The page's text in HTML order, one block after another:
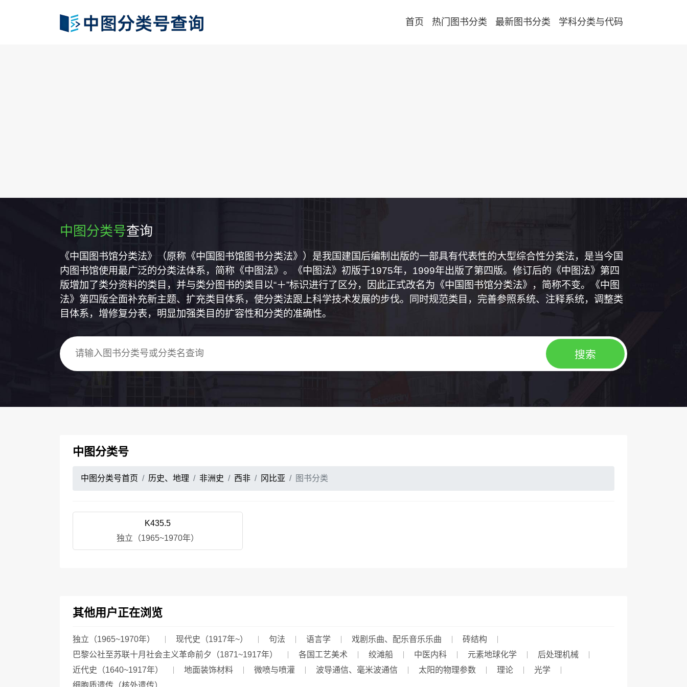
首页 热门图书分类 最新图书分类 学科分类与代码
中图分类号查询
《中国图书馆分类法》（原称《中国图书馆图书分类法》）是我国建国后编制出版的一部具有代表性的大型综合性分类法，是当今国
内图书馆使用最广泛的分类法体系，简称《中图法》。《中图法》初版于1975年，1999年出版了第四版。修订后的《中图法》第四
版增加了类分资料的类目，并与类分图书的类目以“＋”标识进行了区分，因此正式改名为《中国图书馆分类法》，简称不变。《中图
法》第四版全面补充新主题、扩充类目体系，使分类法跟上科学技术发展的步伐。同时规范类目，完善参照系统、注释系统，调整类
目体系，增修复分表，明显加强类目的扩容性和分类的准确性。
中图分类号
中图分类号首页 历史、地理 非洲史 西非 冈比亚 图书分类
K435.5
独立（1965~1970年）
其他用户正在浏览
独立（1965~1970年） 现代史（1917年~） 句法 语言学 戏剧乐曲、配乐音乐乐曲
砖结构
巴黎公社至苏联十月社会主义革命前夕（1871~1917年）
各国工艺美术 绞滩船 中医内科 元素地球化学
后处理机械
近代史（1640~1917年）
地面装饰材料 微喷与喷灌 波导通信、毫米波通信 太阳的物理参数 理论
光学
细胞质遗传（核外遗传）